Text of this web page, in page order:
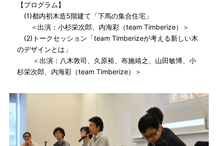
【プログラム】
(1)都内初木造5階建て「下馬の集合住宅」
＜出演：小杉栄次郎、内海彩（team Timberize）＞
(2)トークセッション「team Timberizeが考える新しい木
のデザインとは」
＜出演：八木敦司、久原裕、布施靖之、山田敏博、小
杉栄次郎、内海彩（team Timberize）＞